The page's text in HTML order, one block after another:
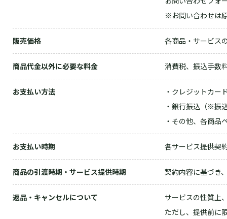
※お問い合わせは
販売価格 各商品・サービス
商品代金以外に必要な料金 消費税、振込手数
お支払い方法
・クレジットカー
・銀行振込（※振
・その他、各商品
お支払い時期 各サービス提供契
商品の引渡時期・サービス提供時期 契約内容に基づき
返品・キャンセルについて
サービスの性質上
ただし、提供前に